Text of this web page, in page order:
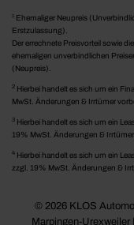
1 Ehemaliger Neupreis
Erstzulassung).
Der errechnete Preisvorteil sowie
ehemaligen unverbindlichen
(Neupreis).
2 Hierbei handelt es sich um ein
MwSt. Änderungen & Irrtümer
3 Hierbei handelt es sich um ein
19% MwSt. Änderungen & Irrtümer
4 Hierbei handelt es sich um ein
zzgl. 19% MwSt. Änderungen &
© 2026 KLOS
Marpingen-Urexweiler